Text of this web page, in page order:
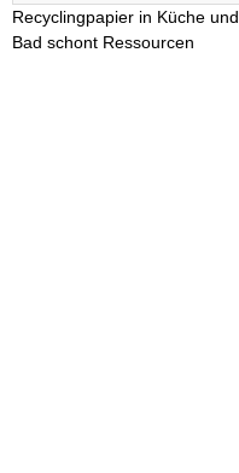
Recyclingpapier in Küche und
Bad schont Ressourcen